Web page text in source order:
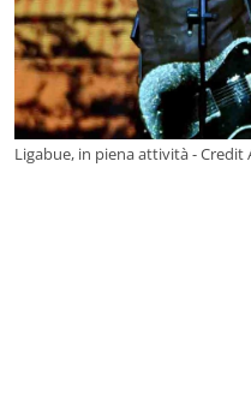
Ligabue, in piena attività - Credit